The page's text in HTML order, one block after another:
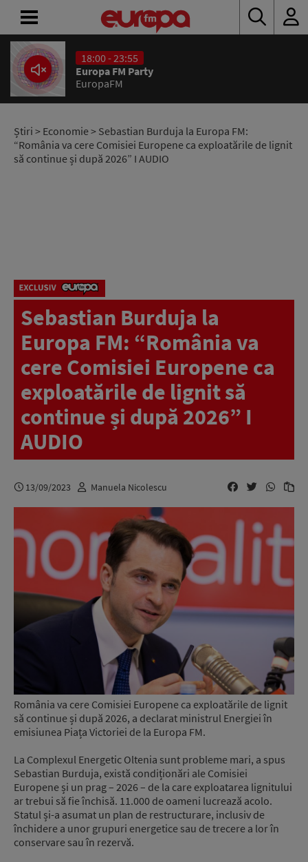
18:00 - 23:55
Europa FM Party
EuropaFM
Știri > Economie> Sebastian Burduja la Europa FM:
“România va cere Comisiei Europene ca exploatările de lignit
să continue și după 2026” I AUDIO
Sebastian Burduja la
Europa FM: “România va
cere Comisiei Europene ca
exploatările de lignit să
continue și după 2026” I
AUDIO
13/09/2023 Manuela Nicolescu
România va cere Comisiei Europene ca exploatările de lignit
să continue și după 2026, a declarat ministrul Energiei în
emisiunea Piața Victoriei de la Europa FM.
La Complexul Energetic Oltenia sunt probleme mari, a spus
Sebastian Burduja, există condiționări ale Comisiei
Europene și un prag – 2026 – de la care exploatarea lignitului
ar trebui să fie închisă. 11.000 de oameni lucrează acolo.
Statul și-a asumat un plan de restructurare, inclusiv de
închidere a unor grupuri energetice sau de trecere a lor în
conservare sau în rezervă.
ACASĂ
ȘTIRI
RADIO
CONCURSURI